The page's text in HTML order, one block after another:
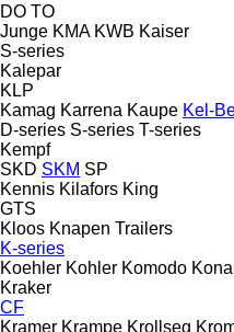
DO TO
Junge KMA KWB Kaiser
S-series
Kalepar
KLP
Kamag Karrena Kaupe Kel-
D-series S-series T-series
Kempf
SKD SKM SP
Kennis Kilafors King
GTS
Kloos Knapen Trailers
K-series
Koehler Kohler Komodo
Kraker
CF
Kramer Krampe Krollseg